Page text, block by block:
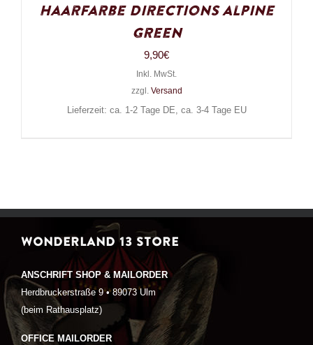
Haarfarbe Directions Alpine
Green
9,90€
Inkl. MwSt.
zzgl. Versand
Lieferzeit: ca. 1-2 Tage DE, ca. 3-4 Tage EU
WONDERLAND 13 STORE
ANSCHRIFT SHOP & MAILORDER
Herdbruckerstraße 9 • 89073 Ulm
(beim Rathausplatz)
OFFICE MAILORDER